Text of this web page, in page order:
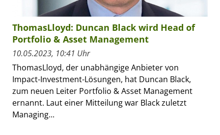
ThomasLloyd: Duncan Black wird Head of
Portfolio & Asset Management
10.05.2023, 10:41 Uhr
ThomasLloyd, der unabhängige Anbieter von
Impact-Investment-Lösungen, hat Duncan Black,
zum neuen Leiter Portfolio & Asset Management
ernannt. Laut einer Mitteilung war Black zuletzt
Managing...